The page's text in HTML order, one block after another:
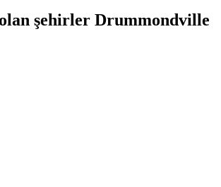
şehirler Drummondville